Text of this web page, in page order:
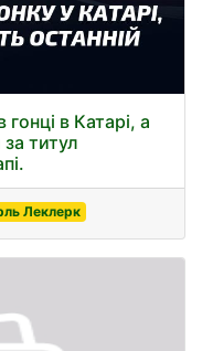
в Катарі, а
титул
Леклерк